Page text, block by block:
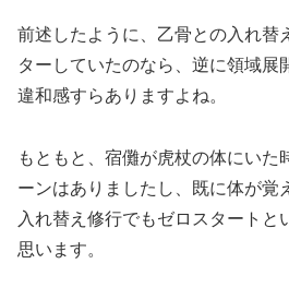
前述したように、乙骨との入れ替
ターしていたのなら、逆に領域展
違和感すらありますよね。
もともと、宿儺が虎杖の体にいた
ーンはありましたし、既に体が覚
入れ替え修行でもゼロスタートと
思います。